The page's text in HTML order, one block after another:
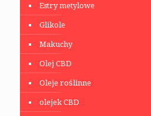
Estry metylowe
Glikole
Makuchy
Olej CBD
Oleje roślinne
olejek CBD